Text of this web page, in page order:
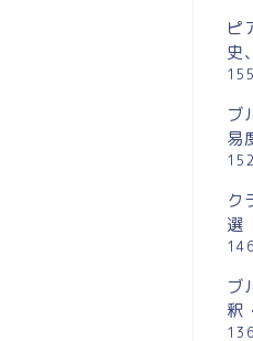
ピ
史
ブ
易
ク
選
ブ
釈